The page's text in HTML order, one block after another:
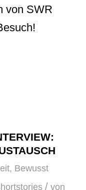
von SWR
, Bewusst
/ von